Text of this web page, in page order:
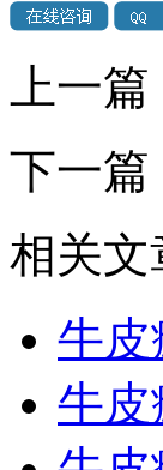
上一篇
下一篇
相关文
牛皮
牛皮